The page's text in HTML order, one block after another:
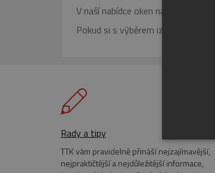
V naší nabídce oken najdete
Pokud si s výběrem izolačního
Rady a tipy
TTK vám pravidelně přináší nejzajímavější,
nejpraktičtější a nejdůležitější informace,